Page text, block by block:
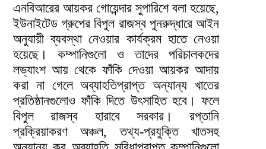
এনবিআরের আয়কর গোয়েন্দার সুপারিশে বলা হয়েছে,
ইউনাইটেড গ্রুপের বিপুল রাজস্ব পুনরুদ্ধারে আইন
অনুযায়ী ব্যবস্থা নেওয়ার কার্যক্রম হাতে নেওয়া
হয়েছে। কম্পানিগুলো ও তাদের পরিচালকদের
লভ্যাংশ আয় থেকে ফাঁকি দেওয়া আয়কর আদায়
করা না গেলে অব্যাহতিপ্রাপ্ত অন্যান্য খাতের
প্রতিষ্ঠানগুলোও ফাঁকি দিতে উৎসাহিত হবে। ফলে
বিপুল রাজস্ব হারাবে সরকার। রপ্তানি
প্রক্রিয়াকরণ অঞ্চল, তথ্য-প্রযুক্তি খাতসহ